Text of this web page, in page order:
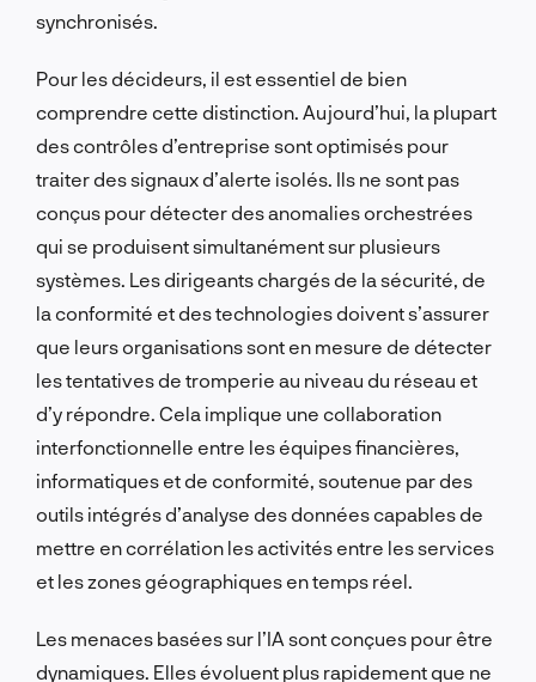
synchronisés.
Pour les décideurs, il est essentiel de bien
comprendre cette distinction. Aujourd’hui, la plupart
des contrôles d’entreprise sont optimisés pour
traiter des signaux d’alerte isolés. Ils ne sont pas
conçus pour détecter des anomalies orchestrées
qui se produisent simultanément sur plusieurs
systèmes. Les dirigeants chargés de la sécurité, de
la conformité et des technologies doivent s’assurer
que leurs organisations sont en mesure de détecter
les tentatives de tromperie au niveau du réseau et
d’y répondre. Cela implique une collaboration
interfonctionnelle entre les équipes financières,
informatiques et de conformité, soutenue par des
outils intégrés d’analyse des données capables de
mettre en corrélation les activités entre les services
et les zones géographiques en temps réel.
Les menaces basées sur l’IA sont conçues pour être
dynamiques. Elles évoluent plus rapidement que ne